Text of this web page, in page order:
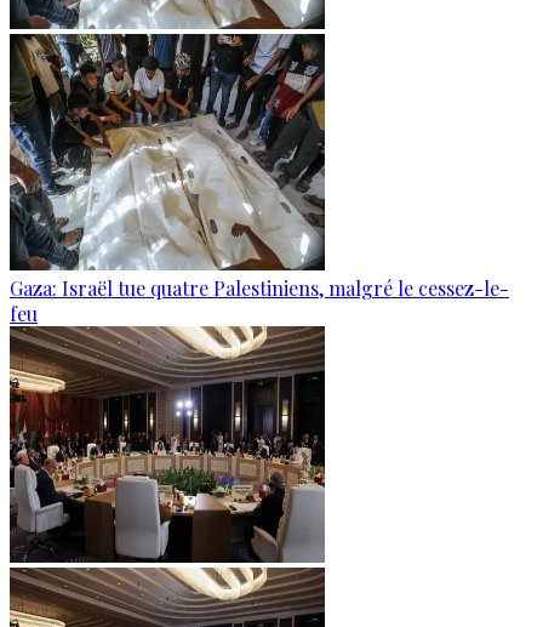
Gaza: Israël tue quatre Palestiniens, malgré le cessez-le-
feu